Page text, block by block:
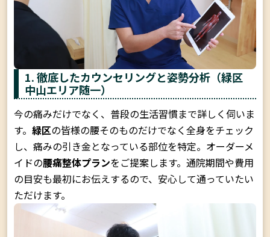
1. 徹底したカウンセリングと姿勢分析（緑区
中山エリア随一）
今の痛みだけでなく、普段の生活習慣まで詳しく伺いま
す。 緑区の皆様の腰そのものだけでなく全身をチェック
し、痛みの引き金となっている部位を特定。オーダーメ
イドの腰痛整体プランをご提案します。通院期間や費用
の目安も最初にお伝えするので、安心して通っていたい
ただけます。